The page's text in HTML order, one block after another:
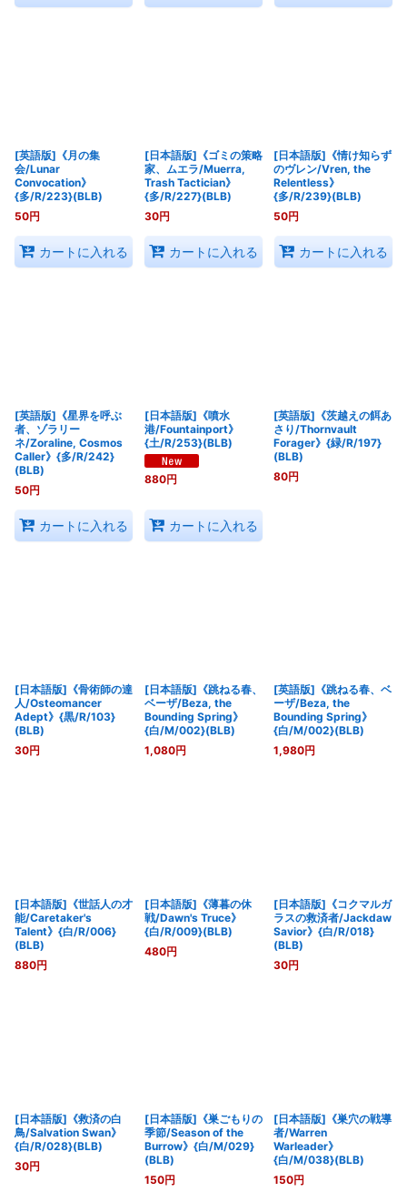
[英語版]《月の集
会/Lunar
Convocation》
{多/R/223}(BLB)
50円
カートに入れる
[日本語版]《ゴミの策略
家、ムエラ/Muerra,
Trash Tactician》
{多/R/227}(BLB)
30円
カートに入れる
[日本語版]《情け知らず
のヴレン/Vren, the
Relentless》
{多/R/239}(BLB)
50円
カートに入れる
[英語版]《星界を呼ぶ
者、ゾラリー
ネ/Zoraline, Cosmos
Caller》{多/R/242}
(BLB)
50円
カートに入れる
[日本語版]《噴水
港/Fountainport》
{土/R/253}(BLB)
880円
カートに入れる
[英語版]《茨越えの餌あ
さり/Thornvault
Forager》{緑/R/197}
(BLB)
80円
[日本語版]《骨術師の達
人/Osteomancer
Adept》{黒/R/103}
(BLB)
30円
[日本語版]《跳ねる春、
ベーザ/Beza, the
Bounding Spring》
{白/M/002}(BLB)
1,080円
[英語版]《跳ねる春、ベ
ーザ/Beza, the
Bounding Spring》
{白/M/002}(BLB)
1,980円
[日本語版]《世話人の才
能/Caretaker's
Talent》{白/R/006}
(BLB)
880円
[日本語版]《薄暮の休
戦/Dawn's Truce》
{白/R/009}(BLB)
480円
[日本語版]《コクマルガ
ラスの救済者/Jackdaw
Savior》{白/R/018}
(BLB)
30円
[日本語版]《救済の白
鳥/Salvation Swan》
{白/R/028}(BLB)
30円
[日本語版]《巣ごもりの
季節/Season of the
Burrow》{白/M/029}
(BLB)
150円
[日本語版]《巣穴の戦導
者/Warren
Warleader》
{白/M/038}(BLB)
150円